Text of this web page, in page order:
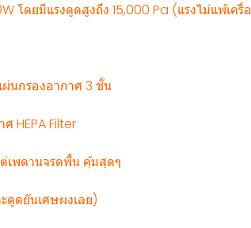
ดยมีแรงดูดสูงถึง 15,000 Pa (แรงไม่แพ้เครื่
นกรองอากาศ 3 ชั้น
HEPA Filter
เพดานจรดพื้น คุ้มสุดๆ
ดูดยันเศษผงเลย)